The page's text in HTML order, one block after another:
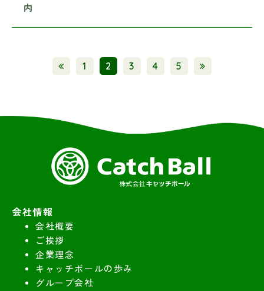
内
1 2 3 4 5
会社情報
会社概要
ご挨拶
企業理念
キャッチボールの歩み
グループ会社